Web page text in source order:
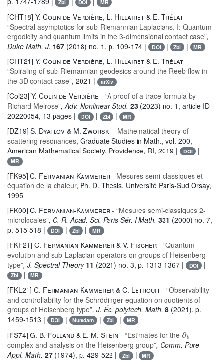
Zbl DOI MR
[CHT18] Y. Colin de Verdière, L. Hillairet & E. Trélat -
“Spectral asymptotics for sub-Riemannian Laplacians, I: Quantum
ergodicity and quantum limits in the 3-dimensional contact case”,
Duke Math. J. 167 (2018) no. 1, p. 109-174 | DOI | Zbl | MR
[CHT21] Y. Colin de Verdière, L. Hillairet & E. Trélat -
“Spiraling of sub-Riemannian geodesics around the Reeb flow in
the 3D contact case”, 2021 | arXiv
[Col23] Y. Colin de Verdière - “A proof of a trace formula by
Richard Melrose”, Adv. Nonlinear Stud. 23 (2023) no. 1, article ID
20220054, 13 pages |
DOI | Zbl | MR
[DZ19] S. Dyatlov & M. Zworski - Mathematical theory of
scattering resonances, Graduate Studies in Math., vol. 200,
American Mathematical Society, Providence, RI, 2019 |
DOI |
MR
[FK95] C. Fermanian-Kammerer - Mesures semi-classiques et
équation de la chaleur, Ph. D. Thesis, Université Paris-Sud Orsay,
1995
[FK00] C. Fermanian-Kammerer - “Mesures semi-classiques 2-
microlocales”, C. R. Acad. Sci. Paris Sér. I Math. 331 (2000) no. 7,
p. 515-518 |
DOI | Zbl | MR
[FKF21] C. Fermanian-Kammerer & V. Fischer - “Quantum
evolution and sub-Laplacian operators on groups of Heisenberg
type”, J. Spectral Theory11 (2021) no. 3, p. 1313-1367 | DOI |
Zbl | MR
[FKL21] C. Fermanian-Kammerer & C. Letrouit - “Observability
and controllability for the Schrödinger equation on quotients of
groups of Heisenberg type”, J. Éc. polytech. Math. 8 (2021), p.
1459-1513 |
DOI | Numdam | Zbl | MR
[FS74] G. B. Folland & E. M. Stein - “Estimates for the ∂¯
complex and analysis on the Heisenberg group”, Comm. Pure
Appl. Math. 27 (1974), p. 429-522 | Zbl | MR